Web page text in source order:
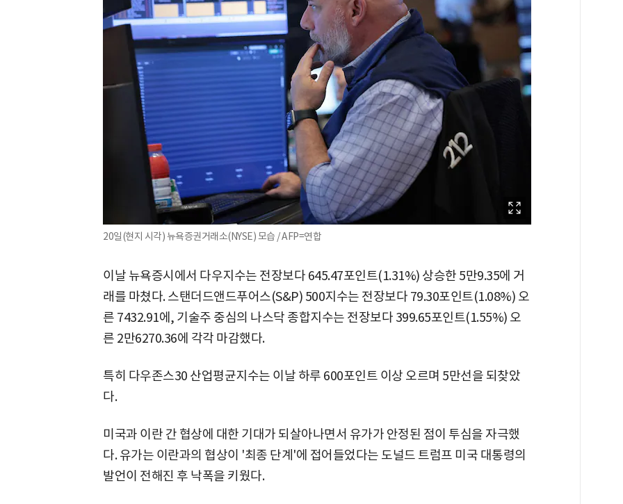
20일(현지 시각) 뉴욕증권거래소(NYSE) 모습 / AFP=연합
이날 뉴욕증시에서 다우지수는 전장보다 645.47포인트(1.31%) 상승한 5만9.35에 거
래를 마쳤다. 스탠더드앤드푸어스(S&P) 500지수는 전장보다 79.30포인트(1.08%) 오
른 7432.91에, 기술주 중심의 나스닥 종합지수는 전장보다 399.65포인트(1.55%) 오
른 2만6270.36에 각각 마감했다.
특히 다우존스30 산업평균지수는 이날 하루 600포인트 이상 오르며 5만선을 되찾았
다.
미국과 이란 간 협상에 대한 기대가 되살아나면서 유가가 안정된 점이 투심을 자극했
다. 유가는 이란과의 협상이 '최종 단계'에 접어들었다는 도널드 트럼프 미국 대통령의
발언이 전해진 후 낙폭을 키웠다.